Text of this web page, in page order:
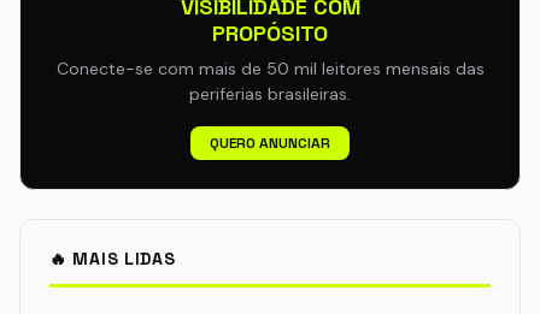
VISIBILIDADE COM
PROPÓSITO
Conecte-se com mais de 50 mil leitores mensais das
periferias brasileiras.
QUERO ANUNCIAR
🔥 MAIS LIDAS